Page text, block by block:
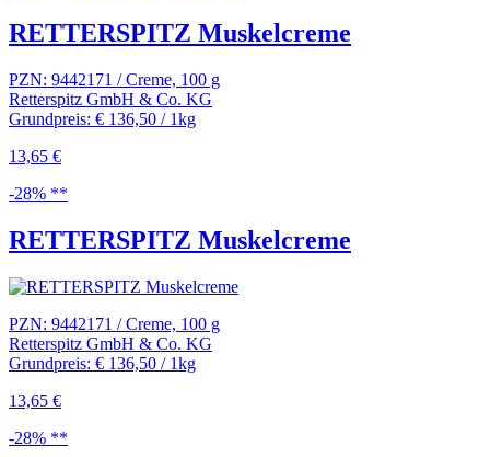
RETTERSPITZ Muskelcreme
PZN: 9442171 / Creme, 100 g
Retterspitz GmbH & Co. KG
Grundpreis: € 136,50 / 1kg
13,65 €
-28% **
RETTERSPITZ Muskelcreme
PZN: 9442171 / Creme, 100 g
Retterspitz GmbH & Co. KG
Grundpreis: € 136,50 / 1kg
13,65 €
-28% **